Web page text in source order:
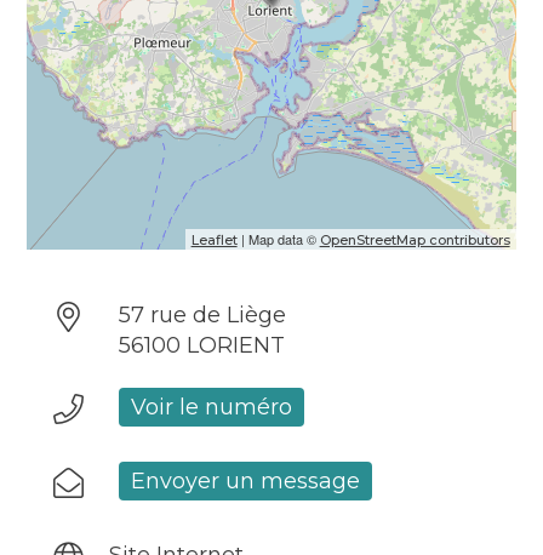
Leaflet| Map data © OpenStreetMap contributors
57 rue de Liège
56100 LORIENT
Voir le numéro
Envoyer un message